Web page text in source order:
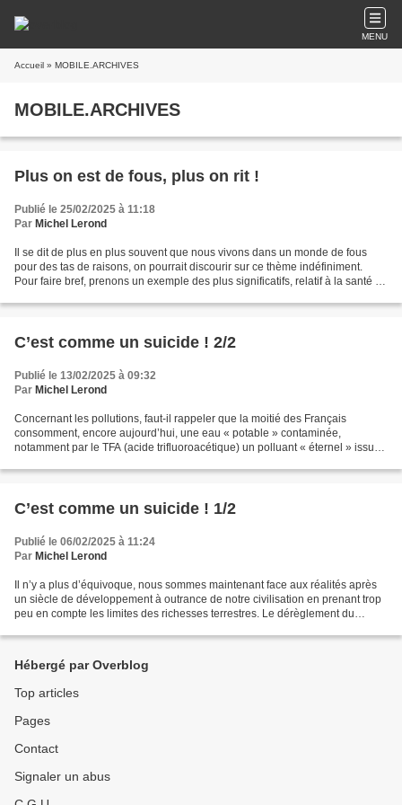
MENU
Accueil » MOBILE.ARCHIVES
MOBILE.ARCHIVES
Plus on est de fous, plus on rit !
Publié le 25/02/2025 à 11:18
Par Michel Lerond
Il se dit de plus en plus souvent que nous vivons dans un monde de fous
pour des tas de raisons, on pourrait discourir sur ce thème indéfiniment.
Pour faire bref, prenons un exemple des plus significatifs, relatif à la santé et
C’est comme un suicide ! 2/2
Publié le 13/02/2025 à 09:32
Par Michel Lerond
Concernant les pollutions, faut-il rappeler que la moitié des Français
consomment, encore aujourd’hui, une eau « potable » contaminée,
notamment par le TFA (acide trifluoroacétique) un polluant « éternel » issu
C’est comme un suicide ! 1/2
Publié le 06/02/2025 à 11:24
Par Michel Lerond
Il n’y a plus d’équivoque, nous sommes maintenant face aux réalités après
un siècle de développement à outrance de notre civilisation en prenant trop
peu en compte les limites des richesses terrestres. Le dérèglement du
Hébergé par Overblog
Top articles
Pages
Contact
Signaler un abus